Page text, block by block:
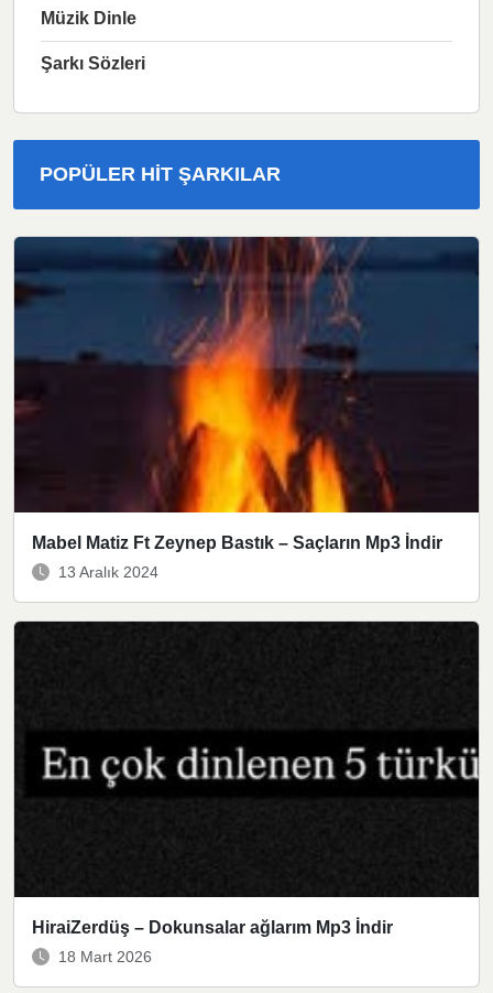
Müzik Dinle
Şarkı Sözleri
POPÜLER HIT ŞARKILAR
Mabel Matiz Ft Zeynep Bastık – Saçların Mp3 İndir
13 Aralık 2024
HiraiZerdüş – Dokunsalar ağlarım Mp3 İndir
18 Mart 2026